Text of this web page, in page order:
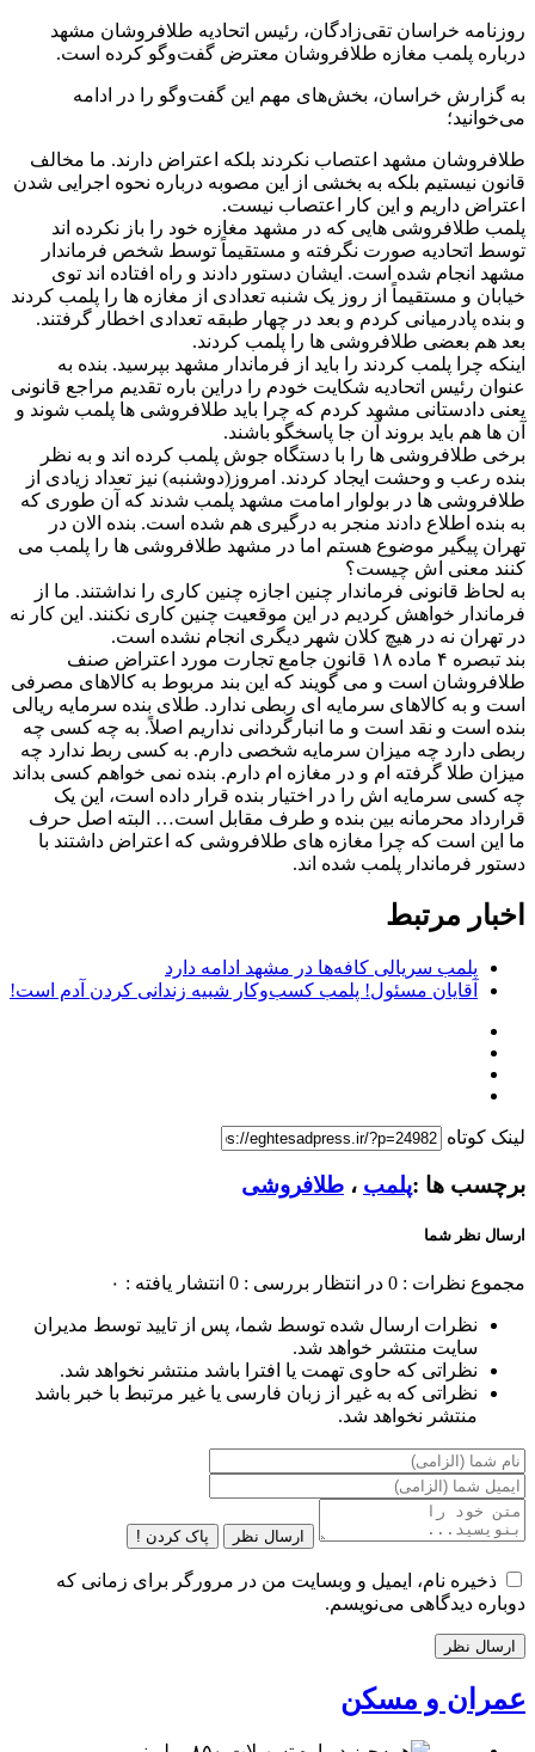
روزنامه خراسان تقی‌زادگان، رئیس اتحادیه طلافروشان مشهد
درباره پلمب مغازه طلافروشان معترض گفت‌وگو کرده است.
به گزارش خراسان، بخش‌های مهم این گفت‌وگو را در ادامه
می‌خوانید؛
طلافروشان مشهد اعتصاب نکردند بلکه اعتراض دارند. ما مخالف
قانون نیستیم بلکه به بخشی از این مصوبه درباره نحوه اجرایی شدن
اعتراض داریم و این کار اعتصاب نیست.
پلمب طلافروشی هایی که در مشهد مغازه خود را باز نکرده اند
توسط اتحادیه صورت نگرفته و مستقیماً توسط شخص فرماندار
مشهد انجام شده است. ایشان دستور دادند و راه افتاده اند توی
خیابان و مستقیماً از روز یک شنبه تعدادی از مغازه ها را پلمب کردند
و بنده پادرمیانی کردم و بعد در چهار طبقه تعدادی اخطار گرفتند.
بعد هم بعضی طلافروشی ها را پلمب کردند.
اینکه چرا پلمب کردند را باید از فرماندار مشهد بپرسید. بنده به
عنوان رئیس اتحادیه شکایت خودم را دراین باره تقدیم مراجع قانونی
یعنی دادستانی مشهد کردم که چرا باید طلافروشی ها پلمب شوند و
آن ها هم باید بروند آن جا پاسخگو باشند.
برخی طلافروشی ها را با دستگاه جوش پلمب کرده اند و به نظر
بنده رعب و وحشت ایجاد کردند. امروز(دوشنبه) نیز تعداد زیادی از
طلافروشی ها در بولوار امامت مشهد پلمب شدند که آن طوری که
به بنده اطلاع دادند منجر به درگیری هم شده است. بنده الان در
تهران پیگیر موضوع هستم اما در مشهد طلافروشی ها را پلمب می
کنند معنی اش چیست؟
به لحاظ قانونی فرماندار چنین اجازه چنین کاری را نداشتند. ما از
فرماندار خواهش کردیم در این موقعیت چنین کاری نکنند. این کار نه
در تهران نه در هیچ کلان شهر دیگری انجام نشده است.
بند تبصره ۴ ماده ۱۸ قانون جامع تجارت مورد اعتراض صنف
طلافروشان است و می گویند که این بند مربوط به کالاهای مصرفی
است و به کالاهای سرمایه ای ربطی ندارد. طلای بنده سرمایه ریالی
بنده است و نقد است و ما انبارگردانی نداریم اصلاً. به چه کسی چه
ربطی دارد چه میزان سرمایه شخصی دارم. به کسی ربط ندارد چه
میزان طلا گرفته ام و در مغازه ام دارم. بنده نمی خواهم کسی بداند
چه کسی سرمایه اش را در اختیار بنده قرار داده است، این یک
قرارداد محرمانه بین بنده و طرف مقابل است… البته اصل حرف
ما این است که چرا مغازه های طلافروشی که اعتراض داشتند با
دستور فرماندار پلمب شده اند.
اخبار مرتبط
پلمب سریالی کافه‌ها در مشهد ادامه دارد
آقایان مسئول! پلمب کسب‌وکار شبیه زندانی کردن آدم‌ است!
لینک کوتاه
برچسب ها :پلمب ، طلافروشی
ارسال نظر شما
مجموع نظرات : 0 در انتظار بررسی : 0 انتشار یافته : ۰
نظرات ارسال شده توسط شما، پس از تایید توسط مدیران
سایت منتشر خواهد شد.
نظراتی که حاوی تهمت یا افترا باشد منتشر نخواهد شد.
نظراتی که به غیر از زبان فارسی یا غیر مرتبط با خبر باشد
منتشر نخواهد شد.
ارسال نظر پاک کردن !
ذخیره نام، ایمیل و وبسایت من در مرورگر برای زمانی که
دوباره دیدگاهی می‌نویسم.
عمران و مسکن